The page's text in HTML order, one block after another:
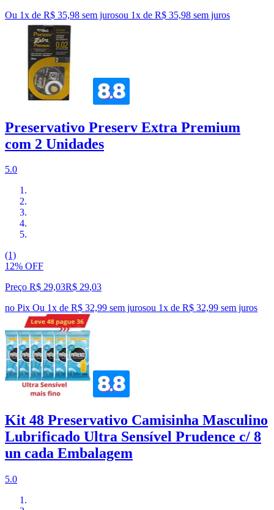
Ou 1x de R$ 35,98 sem jurosou 1x de R$ 35,98 sem juros
Preservativo Preserv Extra Premium
com 2 Unidades
5.0
(1)
12% OFF
Preço R$ 29,03R$ 29,03
no Pix Ou 1x de R$ 32,99 sem jurosou 1x de R$ 32,99 sem juros
Kit 48 Preservativo Camisinha Masculino
Lubrificado Ultra Sensível Prudence c/ 8
un cada Embalagem
5.0